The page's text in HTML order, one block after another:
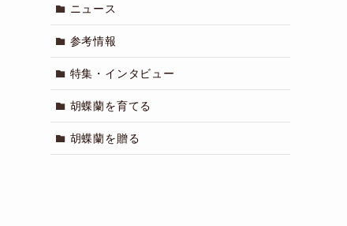
ニュース
参考情報
特集・インタビュー
胡蝶蘭を育てる
胡蝶蘭を贈る